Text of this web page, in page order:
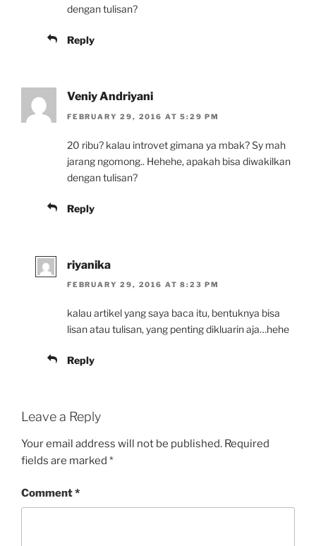
dengan tulisan?
Reply
Veniy Andriyani
FEBRUARY 29, 2016 AT 5:29 PM
20 ribu? kalau introvet gimana ya mbak? Sy mah
jarang ngomong.. Hehehe, apakah bisa diwakilkan
dengan tulisan?
Reply
riyanika
FEBRUARY 29, 2016 AT 8:23 PM
kalau artikel yang saya baca itu, bentuknya bisa
lisan atau tulisan, yang penting dikluarin aja…hehe
Reply
Leave a Reply
Your email address will not be published. Required
fields are marked *
Comment*